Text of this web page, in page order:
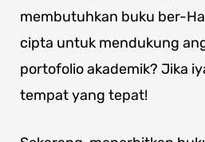
membutuhkan buku ber-
cipta untuk mendukung
portofolio akademik? Jika
tempat yang tepat!